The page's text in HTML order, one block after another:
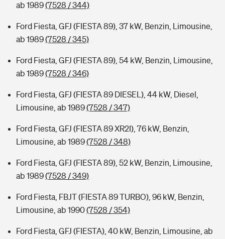
ab 1989(7528 / 344)
Ford Fiesta, GFJ (FIESTA 89), 37 kW, Benzin, Limousine,
ab 1989(7528 / 345)
Ford Fiesta, GFJ (FIESTA 89), 54 kW, Benzin, Limousine,
ab 1989(7528 / 346)
Ford Fiesta, GFJ (FIESTA 89 DIESEL), 44 kW, Diesel,
Limousine, ab 1989(7528 / 347)
Ford Fiesta, GFJ (FIESTA 89 XR2I), 76 kW, Benzin,
Limousine, ab 1989(7528 / 348)
Ford Fiesta, GFJ (FIESTA 89), 52 kW, Benzin, Limousine,
ab 1989(7528 / 349)
Ford Fiesta, FBJT (FIESTA 89 TURBO), 96 kW, Benzin,
Limousine, ab 1990(7528 / 354)
Ford Fiesta, GFJ (FIESTA), 40 kW, Benzin, Limousine, ab